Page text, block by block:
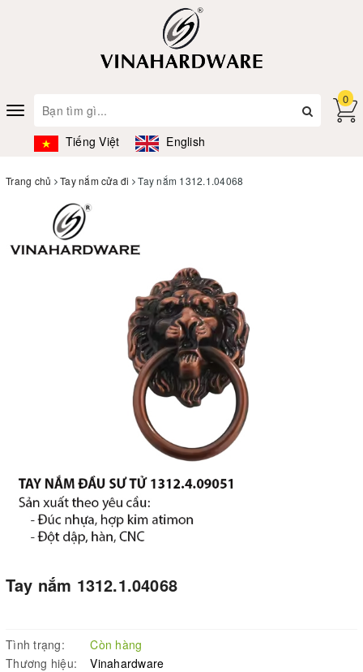
Toggle
navigation
Tiếng Việt English
0
Trang chủ Tay nắm cửa đi Tay nắm 1312.1.04068
Tay nắm 1312.1.04068
Tình trạng:
Còn hàng
Thương hiệu:
Vinahardware